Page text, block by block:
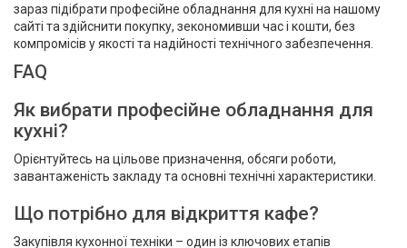
зараз підібрати професійне обладнання для кухні на нашому
сайті та здійснити покупку, зекономивши час і кошти, без
компромісів у якості та надійності технічного забезпечення.
FAQ
Як вибрати професійне обладнання для
кухні?
Орієнтуйтесь на цільове призначення, обсяги роботи,
завантаженість закладу та основні технічні характеристики.
Що потрібно для відкриття кафе?
Закупівля кухонної техніки – один із ключових етапів